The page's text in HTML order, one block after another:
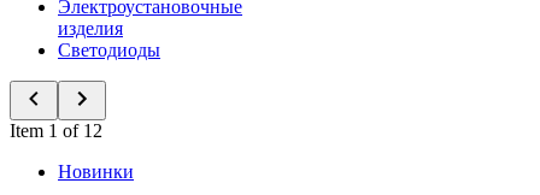
Электроустановочные
изделия
Светодиоды
Item 1 of 12
Новинки